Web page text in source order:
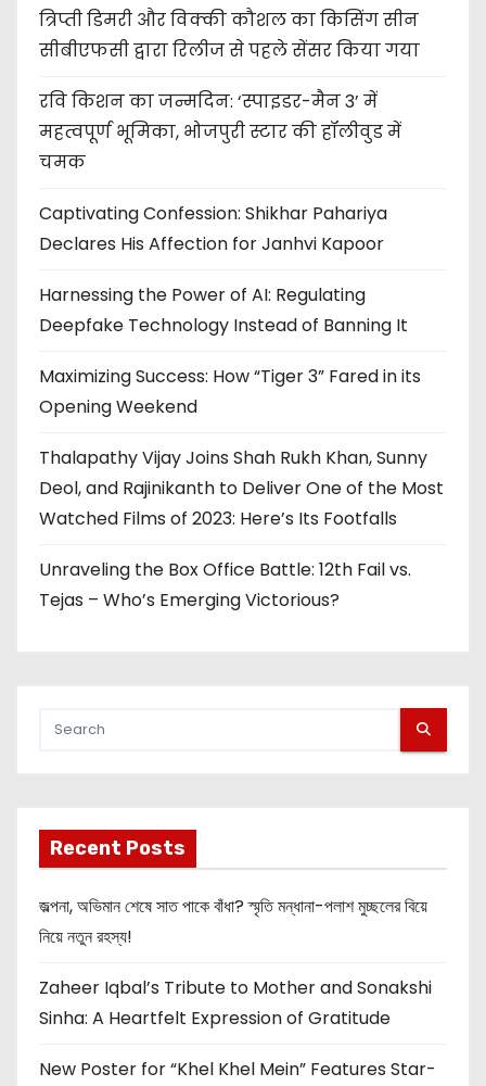
त्रिप्ती डिमरी और विक्की कौशल का किसिंग सीन
सीबीएफसी द्वारा रिलीज से पहले सेंसर किया गया
रवि किशन का जन्मदिन: ‘स्पाइडर-मैन 3’ में
महत्वपूर्ण भूमिका, भोजपुरी स्टार की हॉलीवुड में
चमक
Captivating Confession: Shikhar Pahariya
Declares His Affection for Janhvi Kapoor
Harnessing the Power of AI: Regulating
Deepfake Technology Instead of Banning It
Maximizing Success: How “Tiger 3” Fared in its
Opening Weekend
Thalapathy Vijay Joins Shah Rukh Khan, Sunny
Deol, and Rajinikanth to Deliver One of the Most
Watched Films of 2023: Here’s Its Footfalls
Unraveling the Box Office Battle: 12th Fail vs.
Tejas – Who’s Emerging Victorious?
Recent Posts
জল্পনা, অভিমান শেষে সাত পাকে বাঁধা? স্মৃতি মন্ধানা-পলাশ মুচ্ছলের বিয়ে
নিয়ে নতুন রহস্য!
Zaheer Iqbal’s Tribute to Mother and Sonakshi
Sinha: A Heartfelt Expression of Gratitude
New Poster for “Khel Khel Mein” Features Star-